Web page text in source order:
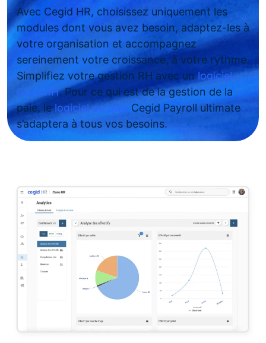
Avec Cegid HR, choisissez uniquement les
modules dont vous avez besoin, adaptez-les à
votre organisation et accompagnez
sereinement votre croissance, à votre rythme.
Simplifiez votre gestion RH avec un logiciel
Core RH. Pour ce qui est de la gestion de la
paie, lelogiciel de paie Cegid Payroll ultimate
s’adaptera à tous vos besoins.